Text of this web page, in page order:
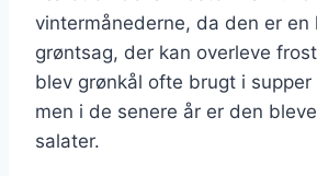
vintermånederne, da den er en
grøntsag, der kan overleve
blev grønkål ofte brugt i
men i de senere år er den
salater.